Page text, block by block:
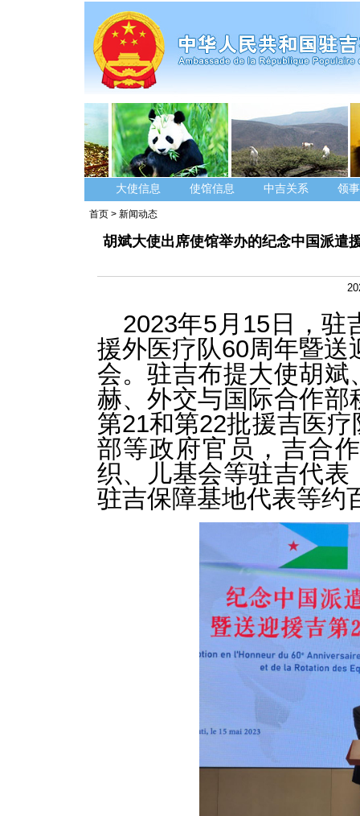
大使信息 使馆信息 中吉关系 领
首页 > 新闻动态
胡斌大使出席使馆举办的纪念中国派遣
2023年5月15日，驻
援外医疗队60周年暨送
会。驻吉布提大使胡
赫、外交与国际合作
第21和第22批援吉医
部等政府官员，吉合
织、儿基会等驻吉代
驻吉保障基地代表等约